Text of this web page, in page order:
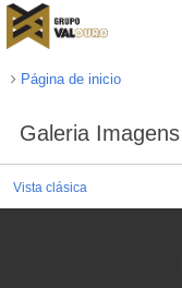
Página de inicio
Galeria Imagens
Vista clásica